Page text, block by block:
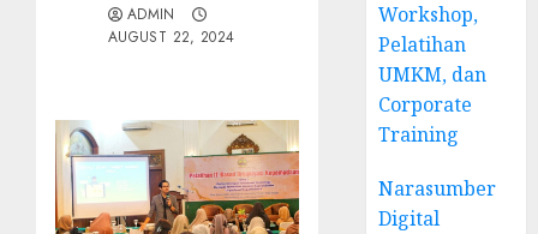
ADMIN
AUGUST 22, 2024
Workshop,
Pelatihan
UMKM, dan
Corporate
Training
Narasumber
Digital